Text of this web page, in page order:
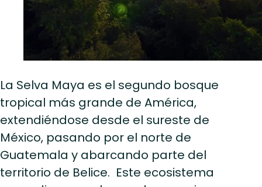
La Selva Maya es el segundo bosque
tropical más grande de América,
extendiéndose desde el sureste de
México, pasando por el norte de
Guatemala y abarcando parte del
territorio de Belice. Este ecosistema